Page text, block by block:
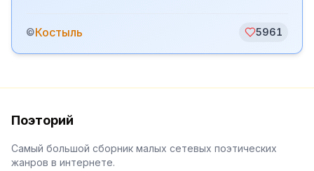
©Костыль 5961
Поэторий
Самый большой сборник малых сетевых поэтических
жанров в интернете.